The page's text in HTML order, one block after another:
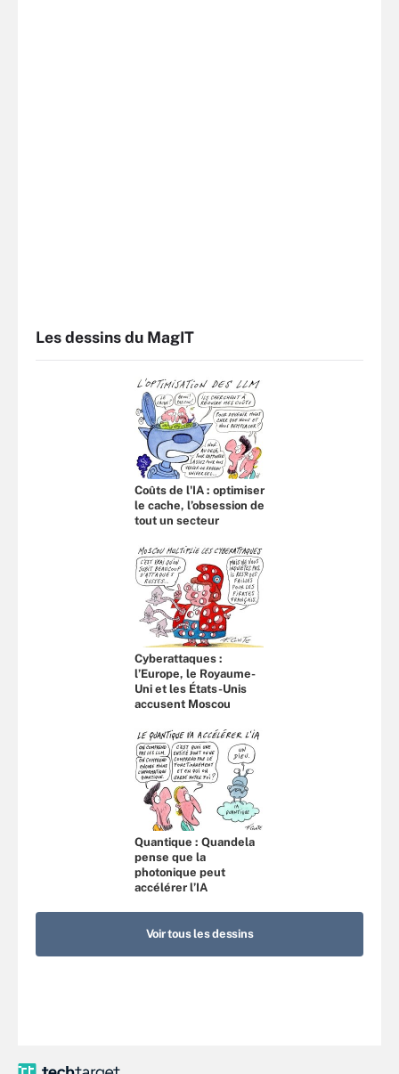
Les dessins du MagIT
Coûts de l'IA : optimiser
le cache, l’obsession de
tout un secteur
Cyberattaques :
l’Europe, le Royaume-
Uni et les États-Unis
accusent Moscou
Quantique : Quandela
pense que la
photonique peut
accélérer l’IA
Voir tous les dessins